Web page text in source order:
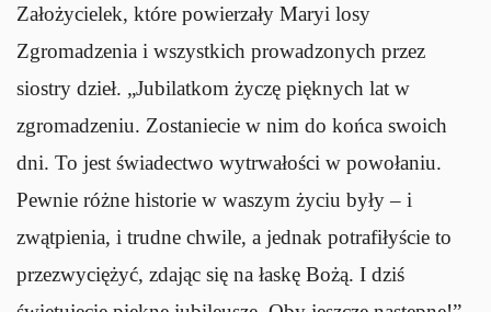
Założycielek, które powierzały Maryi losy
Zgromadzenia i wszystkich prowadzonych przez
siostry dzieł. „Jubilatkom życzę pięknych lat w
zgromadzeniu. Zostaniecie w nim do końca swoich
dni. To jest świadectwo wytrwałości w powołaniu.
Pewnie różne historie w waszym życiu były – i
zwątpienia, i trudne chwile, a jednak potrafiłyście to
przezwyciężyć, zdając się na łaskę Bożą. I dziś